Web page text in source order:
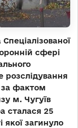
сфері
розслідування
фактом
м. Чугуїв
сталася 25
якої загинуло